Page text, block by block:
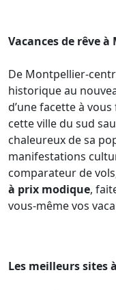
Vacances de rêve
De Montpellier-
historique au
d’une facette à
cette ville du sud
chaleureux de sa
manifestations
comparateur de
à prix modique,
vous-même vos
Les meilleurs sites